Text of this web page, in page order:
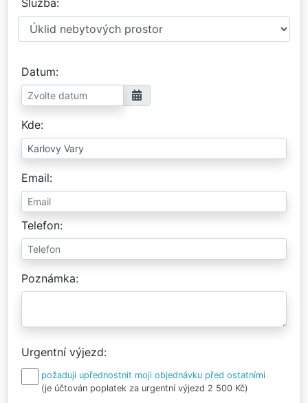
Datum
Kde
Email
Telefon
Poznámka
Urgentní výjezd
požaduji upřednostnit moji objednávku před ostatními
(je účtován poplatek za urgentní výjezd 2 500 Kč)